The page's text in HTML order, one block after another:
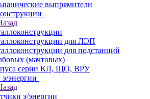
выпрямители
для ЛЭП
для подстанций
(мачтовых)
серии КЛ, ЩО, ВРУ
энергии
э/энергии